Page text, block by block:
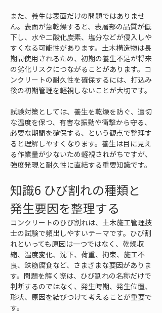
また、養生は表面だけの問題ではありませ
ん。表面が急乾燥すると、表層部の品質が低
下し、水や二酸化炭素、塩分などが侵入しや
すくなる可能性があります。土木構造物は長
期間使用されるため、初期の養生不足が将来
の劣化リスクにつながることがあります。コ
ンクリートの耐久性を確保するには、打込み
後の初期管理を軽視しないことが大切です。
試験対策としては、養生を乾燥を防ぐ、適切
な温度を保つ、有害な振動や衝撃から守る、
必要な期間を確保する、という観点で整理す
ると理解しやすくなります。養生は目に見え
る作業量が少ないため軽視されがちですが、
強度発現と耐久性に直結する重要知識です。
知識6 ひび割れの種類と
発生要因を整理する
コンクリートのひび割れは、土木施工管理技
士の試験で頻出しやすいテーマです。ひび割
れといっても原因は一つではなく、乾燥収
縮、温度変化、沈下、荷重、拘束、施工不
良、鉄筋腐食など、さまざまな要因がありま
す。問題を解く際は、ひび割れの名称だけで
判断するのではなく、発生時期、発生位置、
形状、原因を結びつけて考えることが重要で
す。